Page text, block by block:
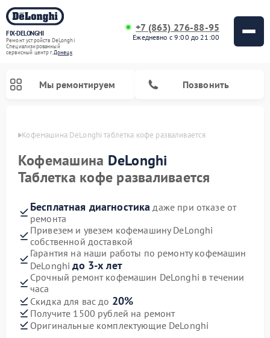
FIX-DELONGHI
Ремонт устройств DeLonghi
Специализированный
cервисный центр г.Донецк
+7 (863) 276-88-95
Ежедневно с 9:00 до 21:00
Мы ремонтируем Позвонить
Кофемашина DeLonghi таблетка кофе разваливается
Кофемашина DeLonghi
Таблетка кофе разваливается
Бесплатная диагностика даже при отказе от
ремонта
Привезем и увезем кофемашину DeLonghi
собственной доставкой
Гарантия на наши работы по ремонту кофемашин
DeLonghiдо 3-х лет
Срочный ремонт кофемашин DeLonghi в течении
часа
Скидка для вас до 20%
Получите 1500 рублей на ремонт
Оригинальные комплектующие DeLonghi